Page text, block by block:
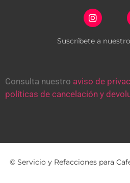
Suscríbete a
Consulta nuestro aviso de
políticas de cancelación y
© Servicio y Refacciones para